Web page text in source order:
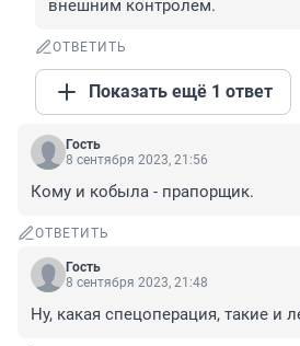
внешним контролем.
ОТВЕТИТЬ
Показать ещё 1 ответ
Гость
8 сентября 2023, 21:56
Кому и кобыла - прапорщик.
ОТВЕТИТЬ
Гость
8 сентября 2023, 21:48
Ну, какая спецоперация, такие и